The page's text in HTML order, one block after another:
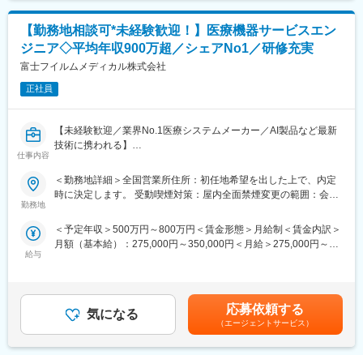
【ワークライフバランスを重視した働き方】
■年休120日・土日祝休み・月残業18時間程でワークライフバラン
スが整う環境です。2024年度年間休暇は120日となっておりま
す。
■また、有給も【平均取得日数9.7日/年】と取得しやすい環境とな
【商品企画も可能です！】
■お客様のリアルな声を一番よく知る営業社員。当社では営業社員
ます。自社開発の環境があるから、現場の声を柔軟に活かせます♪
医用画像処理機器、医用画像ネットワークシステムの設置、立ち
上げ、定期点検、トラブルシューティングなどの技術サポートを
行います。
■研修制度
ングなどから必要なスキルを段階的に習得できますので、MEの方
でもキャッチアップいただける環境です！
■働き方魅力
各担当の負担を軽減し、バランスの取れたワークライフを実現で
きます。休日・夜間の問い合わせはコールセンター対応であり、
■待遇・手当
平均年収907万円と医療機器メーカーでNo1の平均年収を誇り、住
宅手当・家族手当・借り上げ社宅等と手当がかなり充実しており
ます。
【勤務地相談可*未経験歓迎！】医療機器サービスエン
ジニア◇平均年収900万超／シェアNo1／研修充実
富士フイルムメディカル株式会社
正社員
仕事内容
【未経験歓迎／業界No.1医療システムメーカー／AI製品など最新
技術に携われる】
これまでのご経験を、医療機器の設置・保守に活かせます。
PACS（医療用画像管理システム）やCT・MRIなどの高度な機器
■PACSとは
レントゲン、CT、MRIなどで撮影したデジタルデータを保存・管
■業務概要
医療機器、医療画像処理機器、医療画像ネットワークシステムの
設置および医療機関への保守サポートを担当する業務です。主に
勤務地
＜勤務地詳細＞全国営業所住所：初任地希望を出した上で、内定
時に決定します。 受動喫煙対策：屋内全面禁煙変更の範囲：会社
給与
＜予定年収＞500万円～800万円＜賃金形態＞月給制＜賃金内訳＞
月額（基本給）：275,000円～350,000円＜月給＞275,000円～
歳/750万円(入社8年・経験11年、手当含)：月給37万円賃金はあく
までも目安の金額であり、選考を通じて上下する可能性がありま
す。月給(月額)は固定手当を含めた表記です。
気になる 応募依頼する
（エージェントサービス）